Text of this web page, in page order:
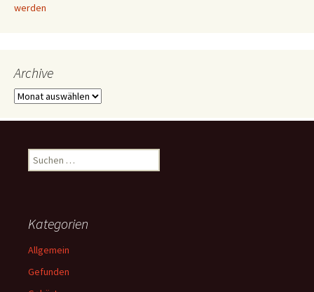
werden
Archive
Archive
Suchen
nach:
Kategorien
Allgemein
Gefunden